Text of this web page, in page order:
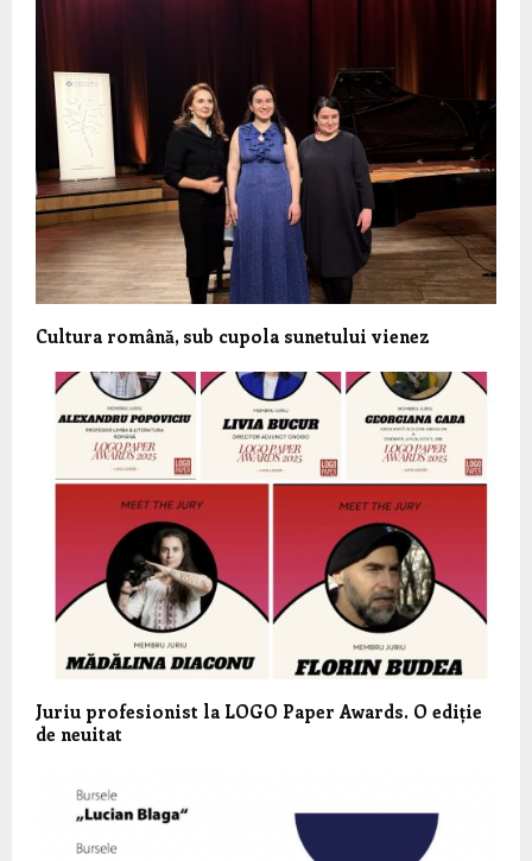
Cultura română, sub cupola sunetului vienez
Juriu profesionist la LOGO Paper Awards. O ediție
de neuitat